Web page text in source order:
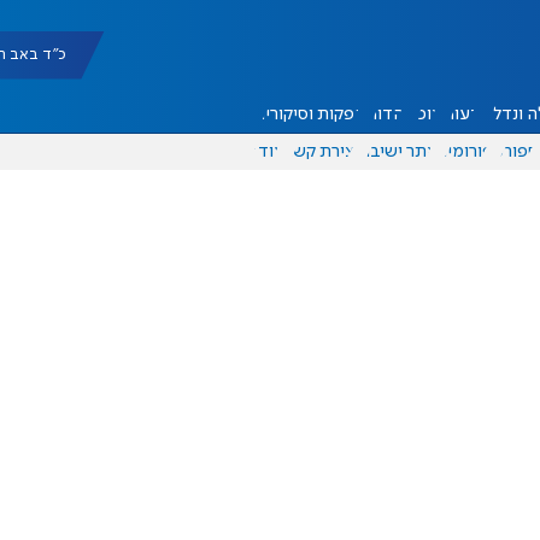
כ"ד באב תשפ"ו
ונדל"ן דעות אוכל יהדות הפקות וסיקורים
ספורט פורומים אתר ישיבה יצירת קשר עוד